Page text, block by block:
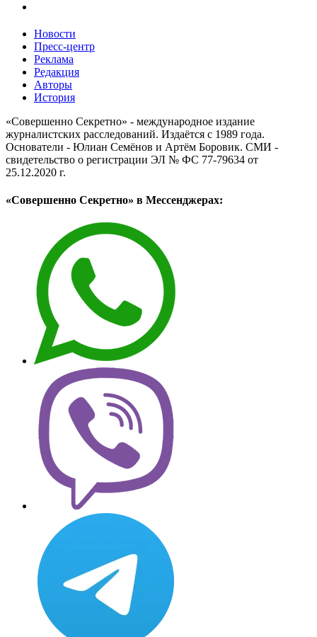
Новости
Пресс-центр
Реклама
Редакция
Авторы
История
«Совершенно Секретно» - международное издание
журналистских расследований. Издаётся с 1989 года.
Основатели - Юлиан Семёнов и Артём Боровик. CМИ -
свидетельство о регистрации ЭЛ № ФС 77-79634 от
25.12.2020 г.
«Совершенно Секретно» в Мессенджерах: